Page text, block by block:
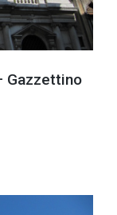
Gazzettino